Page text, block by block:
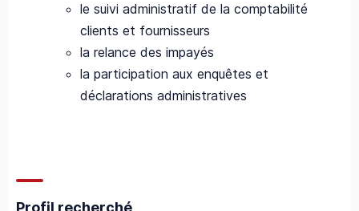
le suivi administratif de la comptabilité
clients et fournisseurs
la relance des impayés
la participation aux enquêtes et
déclarations administratives
Profil recherché